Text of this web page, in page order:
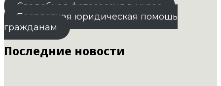
Свадебная фотосессия в музее
Бесплатная юридическая помощь
гражданам
Последние новости